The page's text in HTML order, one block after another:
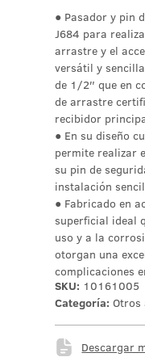
● Pasador y pin
J684 para
arrastre y el
versátil y
de 1/2″ que en
de arrastre
recibidor
● En su diseño
permite realizar
su pin de
instalación
● Fabricado en
superficial ideal
uso y a la
otorgan una
complicaciones
SKU: 10161005
Categoría: Otros
Descargar